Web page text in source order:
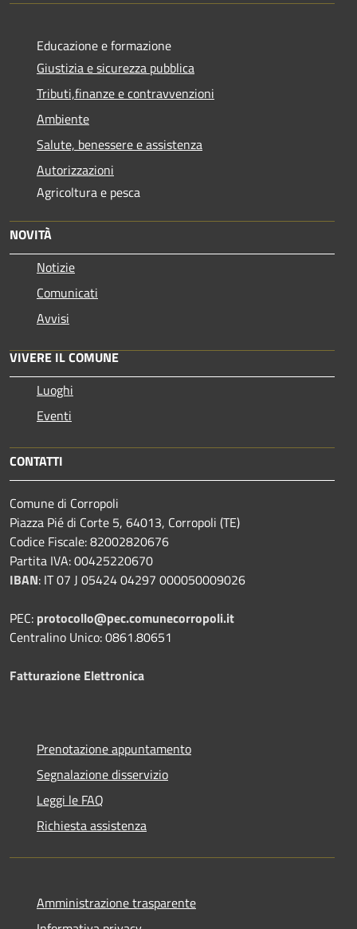
Educazione e formazione
Giustizia e sicurezza pubblica
Tributi,finanze e contravvenzioni
Ambiente
Salute, benessere e assistenza
Autorizzazioni
Agricoltura e pesca
NOVITÀ
Notizie
Comunicati
Avvisi
VIVERE IL COMUNE
Luoghi
Eventi
CONTATTI
Comune di Corropoli
Piazza Pié di Corte 5, 64013, Corropoli (TE)
Codice Fiscale: 82002820676
Partita IVA: 00425220670
IBAN: IT 07 J 05424 04297 000050009026
PEC: protocollo@pec.comunecorropoli.it
Centralino Unico: 0861.80651
Fatturazione Elettronica
Prenotazione appuntamento
Segnalazione disservizio
Leggi le FAQ
Richiesta assistenza
Amministrazione trasparente